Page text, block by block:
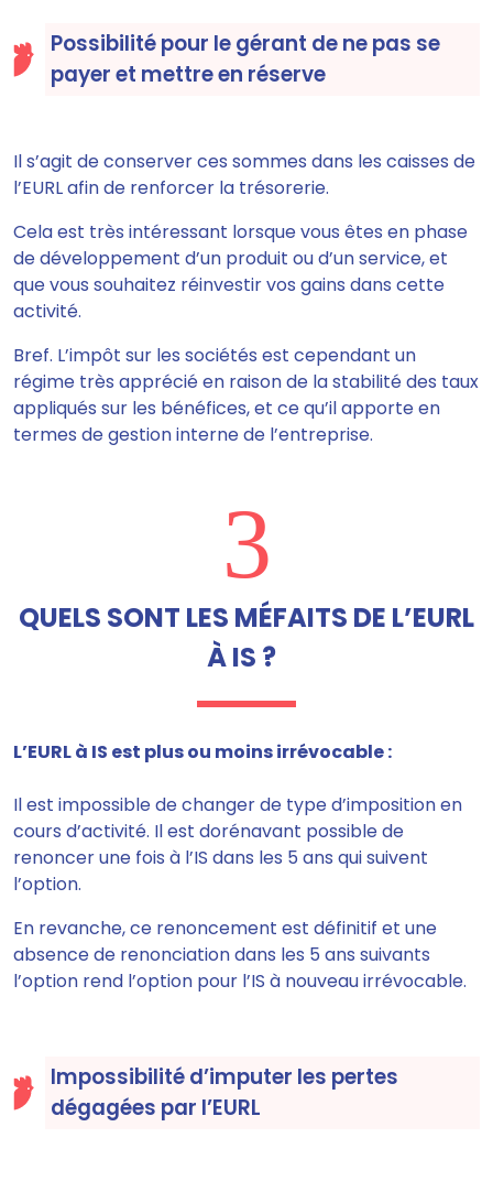
Possibilité pour le gérant de ne pas se
payer et mettre en réserve
Il s’agit deconserver ces sommes dans les caisses de
l’EURL afin de renforcer la trésorerie.
Cela est très intéressant lorsque vous êtes en phase
de développement d’un produit ou d’un service, et
que vous souhaitez réinvestir vos gains dans cette
activité.
Bref. L’impôt sur les sociétés est cependant un
régime très apprécié en raison de la stabilité des taux
appliqués sur les bénéfices, et ce qu’il apporte en
termes de gestion interne de l’entreprise.
3
QUELS SONT LES MÉFAITS DE L’EURL
À IS ?
L’EURL à IS est plus ou moins irrévocable :
Il est impossible de changer de type d’imposition en
cours d’activité. Il est dorénavant possible de
renoncer une fois à l’IS dans les 5 ans qui suivent
l’option.
En revanche, ce renoncement est définitif et une
absence de renonciation dans les 5 ans suivants
l’option rend l’option pour l’IS à nouveau irrévocable.
Impossibilité d’imputer les pertes
dégagées par l’EURL